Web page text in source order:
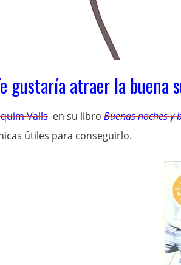
gustaría atraer la buena
Valls en su libro Buenas noches y
útiles para conseguirlo.